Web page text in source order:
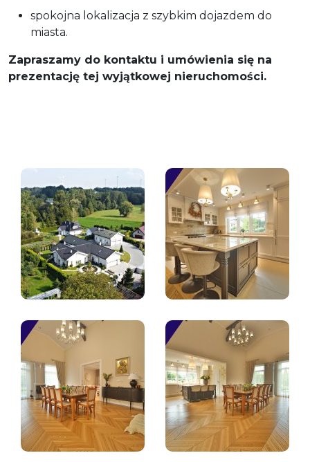
spokojna lokalizacja z szybkim dojazdem do
miasta.
Zapraszamy do kontaktu i umówienia się na
prezentację tej wyjątkowej nieruchomości.